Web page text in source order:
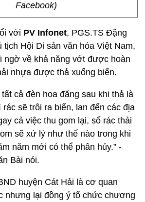
Facebook)
với PV Infonet, PGS.TS Đặng
tịch Hội Di sản văn hóa Việt Nam,
ngờ về khả năng vớt được hoàn
nhựa được thả xuống biển.
tất cả đèn hoa đăng sau khi thả là
sẽ trôi ra biển, lan đến các địa
cả việc thu gom lại, số rác thải
sẽ xử lý như thế nào trong khi
năm mới có thể phân hủy.” -
Bài nói.
huyện Cát Hải là cơ quan
nhưng lại đồng ý tổ chức chương